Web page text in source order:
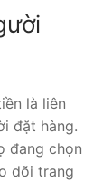
là liên
đặt hàng.
đang chọn
dõi trang